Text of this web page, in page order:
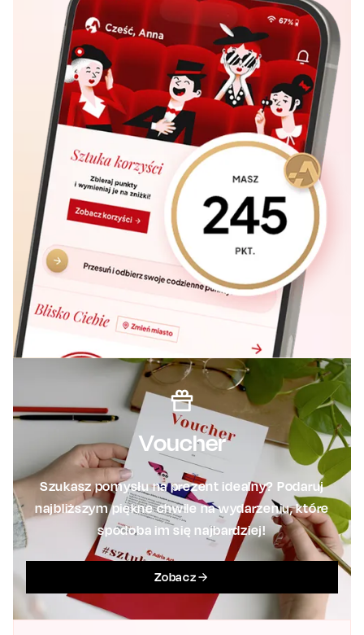
Voucher
Szukasz pomysłu na prezent idealny? Podaruj
najbliższym piękne chwile na wydarzeniu, które
spodoba im się najbardziej!
Zobacz